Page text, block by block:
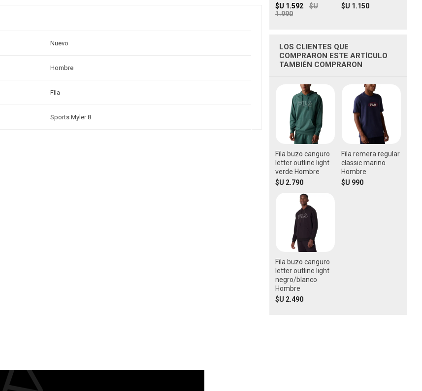
Nuevo
Hombre
Fila
Sports Myler 8
$U 1.592
$U
1.990
$U 1.150
LOS CLIENTES QUE
COMPRARON ESTE ARTÍCULO
TAMBIÉN COMPRARON
Fila buzo canguro
letter outline light
verde Hombre
$U 2.790
Fila remera regular
classic marino
Hombre
$U 990
Fila buzo canguro
letter outline light
negro/blanco
Hombre
$U 2.490